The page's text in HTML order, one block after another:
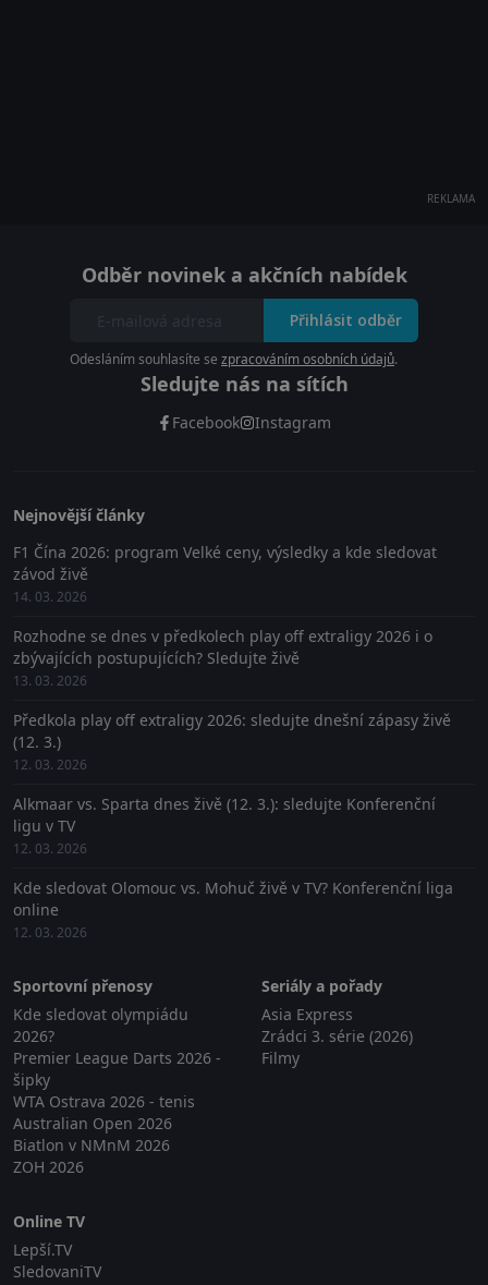
REKLAMA
Odběr novinek a akčních nabídek
Přihlásit odběr
Odesláním souhlasíte se zpracováním osobních údajů.
Sledujte nás na sítích
Facebook Instagram
Nejnovější články
F1 Čína 2026: program Velké ceny, výsledky a kde sledovat
závod živě
14. 03. 2026
Rozhodne se dnes v předkolech play off extraligy 2026 i o
zbývajících postupujících? Sledujte živě
13. 03. 2026
Předkola play off extraligy 2026: sledujte dnešní zápasy živě
(12. 3.)
12. 03. 2026
Alkmaar vs. Sparta dnes živě (12. 3.): sledujte Konferenční
ligu v TV
12. 03. 2026
Kde sledovat Olomouc vs. Mohuč živě v TV? Konferenční liga
online
12. 03. 2026
Sportovní přenosy
Kde sledovat olympiádu
2026?
Premier League Darts 2026 -
šipky
WTA Ostrava 2026 - tenis
Australian Open 2026
Biatlon v NMnM 2026
ZOH 2026
Seriály a pořady
Asia Express
Zrádci 3. série (2026)
Filmy
Online TV
Lepší.TV
SledovaniTV